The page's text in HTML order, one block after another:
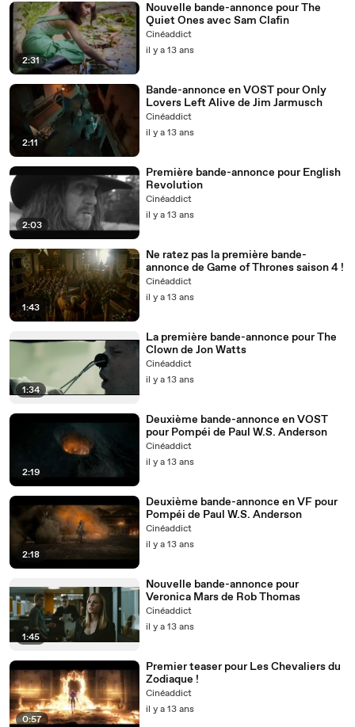
2:31
Nouvelle bande-annonce pour The
Quiet Ones avec Sam Clafin
Cinéaddict
il y a 13 ans
2:11
Bande-annonce en VOST pour Only
Lovers Left Alive de Jim Jarmusch
Cinéaddict
il y a 13 ans
2:03
Première bande-annonce pour English
Revolution
Cinéaddict
il y a 13 ans
1:43
Ne ratez pas la première bande-
annonce de Game of Thrones saison 4 !
Cinéaddict
il y a 13 ans
1:34
La première bande-annonce pour The
Clown de Jon Watts
Cinéaddict
il y a 13 ans
2:19
Deuxième bande-annonce en VOST
pour Pompéi de Paul W.S. Anderson
Cinéaddict
il y a 13 ans
2:18
Deuxième bande-annonce en VF pour
Pompéi de Paul W.S. Anderson
Cinéaddict
il y a 13 ans
1:45
Nouvelle bande-annonce pour
Veronica Mars de Rob Thomas
Cinéaddict
il y a 13 ans
0:57
Premier teaser pour Les Chevaliers du
Zodiaque !
Cinéaddict
il y a 13 ans